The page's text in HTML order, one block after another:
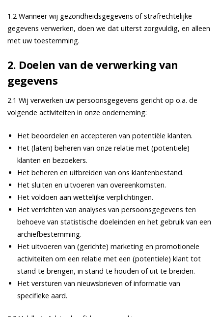
1.2 Wanneer wij gezondheidsgegevens of strafrechtelijke
gegevens verwerken, doen we dat uiterst zorgvuldig, en alleen
met uw toestemming.
2. Doelen van de verwerking van
gegevens
2.1 Wij verwerken uw persoonsgegevens gericht op o.a. de
volgende activiteiten in onze onderneming:
Het beoordelen en accepteren van potentiële klanten.
Het (laten) beheren van onze relatie met (potentiele)
klanten en bezoekers.
Het beheren en uitbreiden van ons klantenbestand.
Het sluiten en uitvoeren van overeenkomsten.
Het voldoen aan wettelijke verplichtingen.
Het verrichten van analyses van persoonsgegevens ten
behoeve van statistische doeleinden en het gebruik van een
archiefbestemming.
Het uitvoeren van (gerichte) marketing­ en promotionele
activiteiten om een relatie met een (potentiele) klant tot
stand te brengen, in stand te houden of uit te breiden.
Het versturen van nieuwsbrieven of informatie van
specifieke aard.